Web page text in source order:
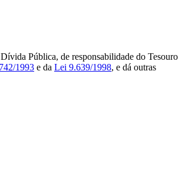
Pública, de responsabilidade do Tesouro
1993 e da Lei 9.639/1998, e dá outras